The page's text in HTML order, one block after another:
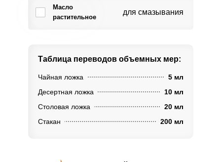
Масло
растительное
для смазывания
Таблица переводов объемных мер:
Чайная ложка
5 мл
Десертная ложка
10 мл
Столовая ложка
20 мл
Стакан
200 мл